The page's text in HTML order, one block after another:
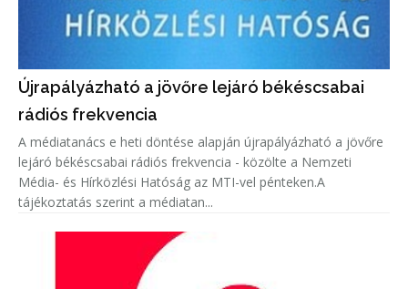
Újrapályázható a jövőre lejáró békéscsabai
rádiós frekvencia
A médiatanács e heti döntése alapján újrapályázható a jövőre
lejáró békéscsabai rádiós frekvencia - közölte a Nemzeti
Média- és Hírközlési Hatóság az MTI-vel pénteken.A
tájékoztatás szerint a médiatan...